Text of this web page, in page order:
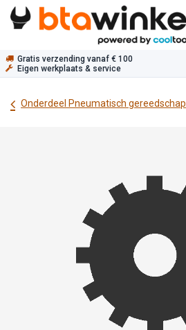
Overslaan naar inhoud
Gratis verzending vanaf € 100
Eigen werkplaats & service
Onderdeel Pneumatisch gereedschap